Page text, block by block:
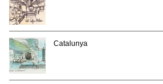
Catalunya